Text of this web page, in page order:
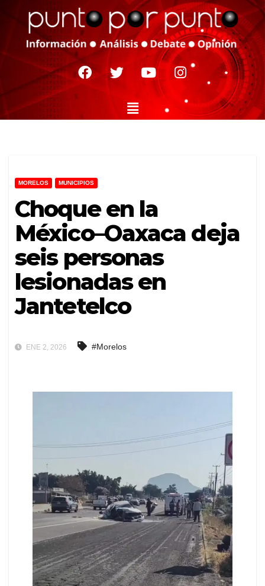
MORELOS MUNICIPIOS
Choque en la
México–Oaxaca deja
seis personas
lesionadas en
Jantetelco
ENE 2, 2026 #Morelos